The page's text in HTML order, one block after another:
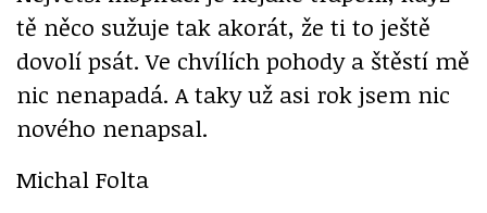
tě něco sužuje tak akorát, že ti to ještě
dovolí psát. Ve chvílích pohody a štěstí mě
nic nenapadá. A taky už asi rok jsem nic
nového nenapsal.
Michal Folta